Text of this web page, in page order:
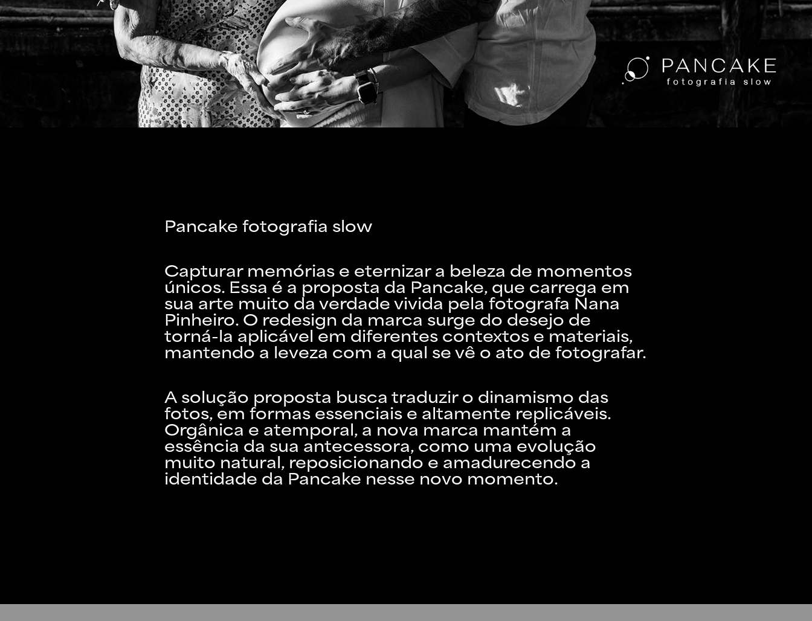
Pancake fotografia slow
Capturar memórias e eternizar a beleza de momentos
únicos. Essa é a proposta da Pancake, que carrega em
sua arte muito da verdade vivida pela fotografa Nana
Pinheiro. O redesign da marca surge do desejo de
torná-la aplicável em diferentes contextos e materiais,
mantendo a leveza com a qual se vê o ato de fotografar.
A solução proposta busca traduzir o dinamismo das
fotos, em formas essenciais e altamente replicáveis.
Orgânica e atemporal, a nova marca mantém a
essência da sua antecessora, como uma evolução
muito natural, reposicionando e amadurecendo a
identidade da Pancake nesse novo momento.